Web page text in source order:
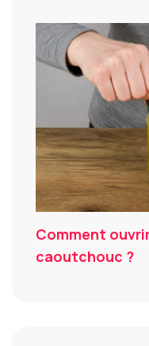
Comment
caoutchouc ?